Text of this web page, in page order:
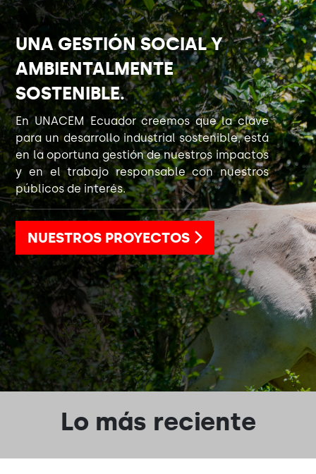
UNA GESTIÓN SOCIAL Y
AMBIENTALMENTE
SOSTENIBLE.
En UNACEM Ecuador creemos que la clave
para un desarrollo industrial sostenible, está
en la oportuna gestión de nuestros impactos
y en el trabajo responsable con nuestros
públicos de interés.
NUESTROS PROYECTOS
Lo más reciente